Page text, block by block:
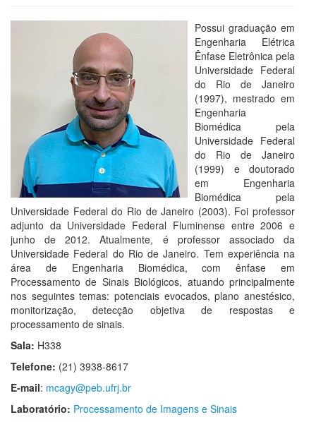
Possui graduação em
Engenharia Elétrica
Ênfase Eletrônica pela
Universidade Federal
do Rio de Janeiro
(1997), mestrado em
Engenharia
Biomédica pela
Universidade Federal
do Rio de Janeiro
(1999) e doutorado
em Engenharia
Biomédica pela
Universidade Federal do Rio de Janeiro (2003). Foi professor
adjunto da Universidade Federal Fluminense entre 2006 e
junho de 2012. Atualmente, é professor associado da
Universidade Federal do Rio de Janeiro. Tem experiência na
área de Engenharia Biomédica, com ênfase em
Processamento de Sinais Biológicos, atuando principalmente
nos seguintes temas: potenciais evocados, plano anestésico,
monitorização, detecção objetiva de respostas e
processamento de sinais.
Sala: H338
Telefone: (21) 3938-8617
E-mail: mcagy@peb.ufrj.br
Laboratório: Processamento de Imagens e Sinais